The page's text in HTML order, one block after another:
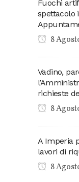
Fuochi
spettacolo
8
Vadino,
richieste
8
A Imperia
lavori di
8